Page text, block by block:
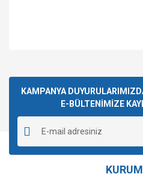
Yorum
kullanarak tarafımıza
Görüş ve önerileriniz için
Ürün resmi kalitesiz, bozuk
Ürün açıklamasında eksik
Ürün bilgilerinde hatalar
Ürün fiyatı diğer sitelerden
KAMPANYA
E-BÜLTENİMİZE